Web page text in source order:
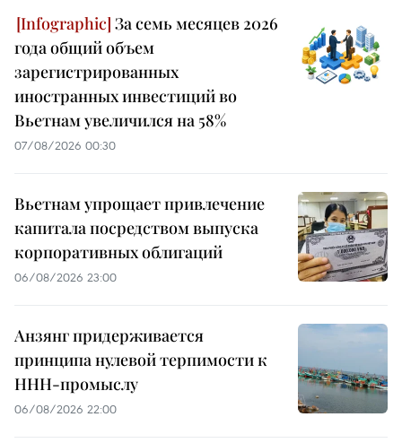
За семь месяцев 2026
года общий объем
зарегистрированных
иностранных инвестиций во
Вьетнам увеличился на 58%
07/08/2026 00:30
Вьетнам упрощает привлечение
капитала посредством выпуска
корпоративных облигаций
06/08/2026 23:00
Анзянг придерживается
принципа нулевой терпимости к
ННН-промыслу
06/08/2026 22:00